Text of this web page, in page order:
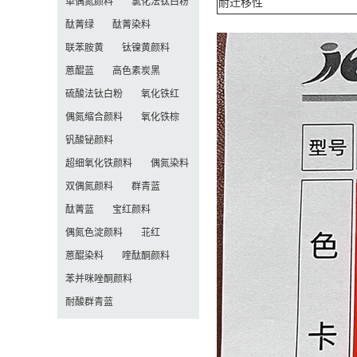
耐迁移性
酞菁绿 酞菁染料
联苯胺黄 钛镍黄颜料
蒽醌蓝 高色素炭黑
硫酸法钛白粉 氧化铁红
偶氮缩合颜料 氧化铁棕
钒酸铋颜料
超细氧化铁颜料 偶氮染料
双偶氮颜料 群青蓝
酞菁蓝 宝红颜料
偶氮色淀颜料 苝红
蒽醌染料 喹酞酮颜料
苯并咪唑酮颜料
耐酸群青蓝